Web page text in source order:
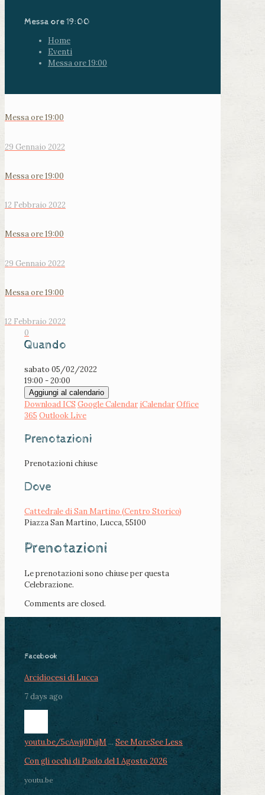
Messa ore 19:00
Home
Eventi
Messa ore 19:00
Messa ore 19:00
29 Gennaio 2022
Messa ore 19:00
12 Febbraio 2022
Messa ore 19:00
29 Gennaio 2022
Messa ore 19:00
12 Febbraio 2022
0
Quando
sabato 05/02/2022
19:00 - 20:00
Aggiungi al calendario
Download ICS Google Calendar iCalendarOffice
365 Outlook Live
Prenotazioni
Prenotazioni chiuse
Dove
Cattedrale di San Martino (Centro Storico)
Piazza San Martino, Lucca, 55100
Prenotazioni
Le prenotazioni sono chiuse per questa
Celebrazione.
Comments are closed.
Facebook
Arcidiocesi di Lucca
7 days ago
youtu.be/5cAwjj0FujM ... See MoreSee Less
Con gli occhi di Paolo del 1 Agosto 2026
youtu.be